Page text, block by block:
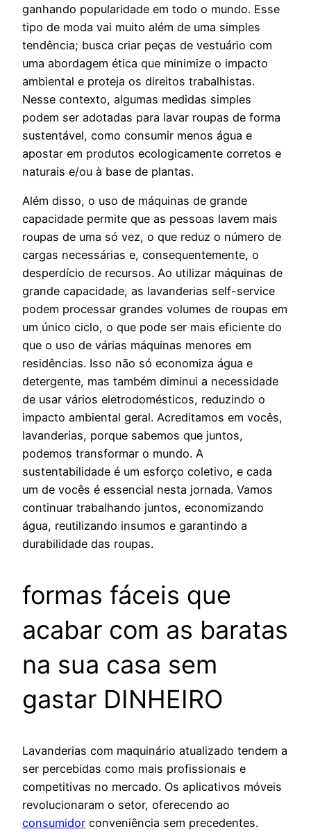
ganhando popularidade em todo o mundo. Esse
tipo de moda vai muito além de uma simples
tendência; busca criar peças de vestuário com
uma abordagem ética que minimize o impacto
ambiental e proteja os direitos trabalhistas.
Nesse contexto, algumas medidas simples
podem ser adotadas para lavar roupas de forma
sustentável, como consumir menos água e
apostar em produtos ecologicamente corretos e
naturais e/ou à base de plantas.
Além disso, o uso de máquinas de grande
capacidade permite que as pessoas lavem mais
roupas de uma só vez, o que reduz o número de
cargas necessárias e, consequentemente, o
desperdício de recursos. Ao utilizar máquinas de
grande capacidade, as lavanderias self-service
podem processar grandes volumes de roupas em
um único ciclo, o que pode ser mais eficiente do
que o uso de várias máquinas menores em
residências. Isso não só economiza água e
detergente, mas também diminui a necessidade
de usar vários eletrodomésticos, reduzindo o
impacto ambiental geral. Acreditamos em vocês,
lavanderias, porque sabemos que juntos,
podemos transformar o mundo. A
sustentabilidade é um esforço coletivo, e cada
um de vocês é essencial nesta jornada. Vamos
continuar trabalhando juntos, economizando
água, reutilizando insumos e garantindo a
durabilidade das roupas.
formas fáceis que
acabar com as baratas
na sua casa sem
gastar DINHEIRO
Lavanderias com maquinário atualizado tendem a
ser percebidas como mais profissionais e
competitivas no mercado. Os aplicativos móveis
revolucionaram o setor, oferecendo ao
consumidor conveniência sem precedentes.